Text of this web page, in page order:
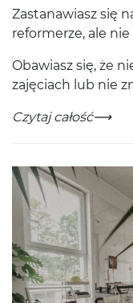
Zas­tanaw­iasz się
reformerze, ale
Obaw­iasz się, że
zaję­ci­ach lub nie
PRE Reformer –
-Czytaj całość